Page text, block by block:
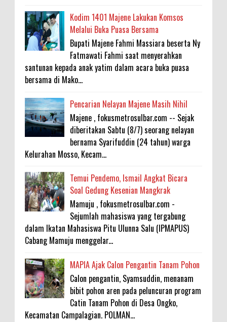
Kodim 1401 Majene Lakukan Komsos
Melalui Buka Puasa Bersama
Bupati Majene Fahmi Massiara beserta Ny
Fatmawati Fahmi saat menyerahkan
santunan kepada anak yatim dalam acara buka puasa
bersama di Mako...
Pencarian Nelayan Majene Masih Nihil
Majene , fokusmetrosulbar.com -- Sejak
diberitakan Sabtu (8/7) seorang nelayan
bernama Syarifuddin (24 tahun) warga
Kelurahan Mosso, Kecam...
Temui Pendemo, Ismail Angkat Bicara
Soal Gedung Kesenian Mangkrak
Mamuju , fokusmetrosulbar.com -
Sejumlah mahasiswa yang tergabung
dalam Ikatan Mahasiswa Pitu Ulunna Salu (IPMAPUS)
Cabang Mamuju menggelar...
MAPIA Ajak Calon Pengantin Tanam Pohon
Calon pengantin, Syamsuddin, menanam
bibit pohon aren pada peluncuran program
Catin Tanam Pohon di Desa Ongko,
Kecamatan Campalagian. POLMAN...